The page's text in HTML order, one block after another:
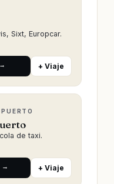
Sixt, Europcar.
+ Viaje
de taxi.
→ + Viaje